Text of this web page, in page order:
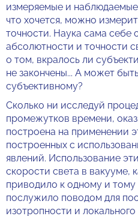
измеряемые и наблюдаемые
что хочется, можно
точности. Наука сама себе
абсолютности и точности
о том, вкралось ли
не закончены... А может
субъективному?
Сколько ни исследуй
промежутков времени,
построена на применении
построенных с
явлений. Использование
скорости света в вакууме,
приводило к одному и тому
послужило поводом для
изотропности и